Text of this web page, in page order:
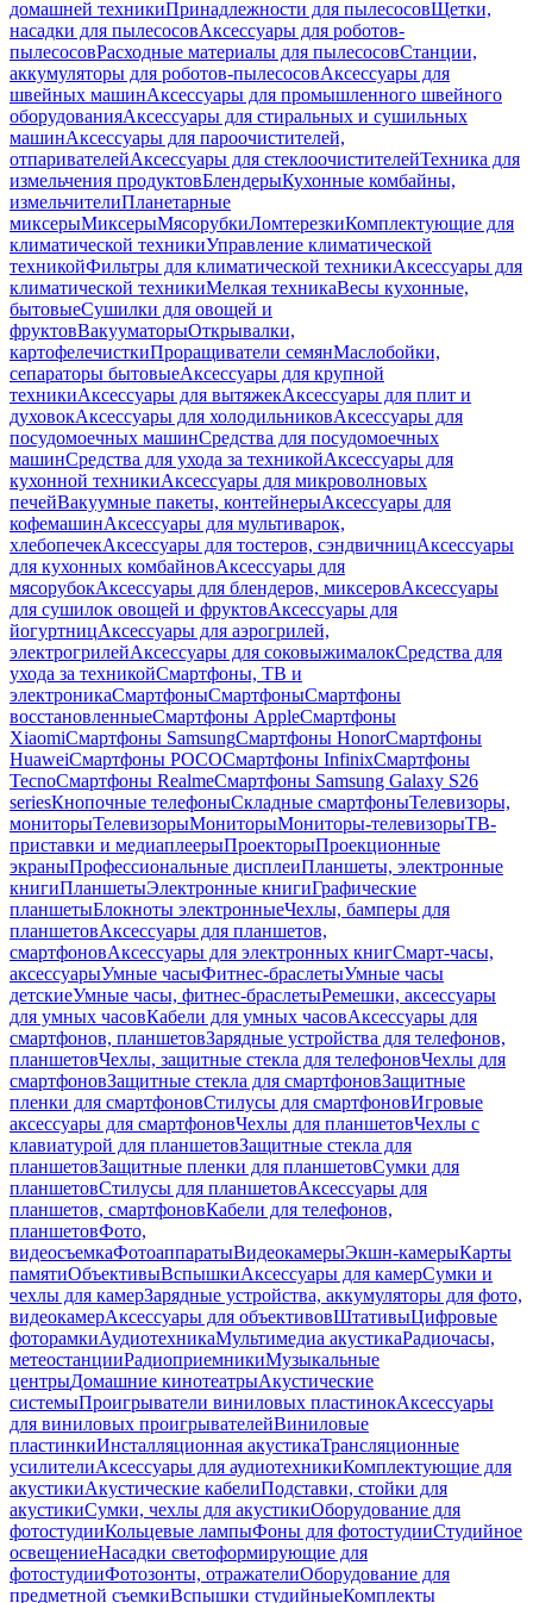
домашней техникиПринадлежности для пылесосовЩетки,
насадки для пылесосовАксессуары для роботов-
пылесосовРасходные материалы для пылесосовСтанции,
аккумуляторы для роботов-пылесосовАксессуары для
швейных машинАксессуары для промышленного швейного
оборудованияАксессуары для стиральных и сушильных
машинАксессуары для пароочистителей,
отпаривателейАксессуары для стеклоочистителейТехника для
измельчения продуктовБлендерыКухонные комбайны,
измельчителиПланетарные
миксерыМиксерыМясорубкиЛомтерезкиКомплектующие для
климатической техникиУправление климатической
техникойФильтры для климатической техникиАксессуары для
климатической техникиМелкая техникаВесы кухонные,
бытовыеСушилки для овощей и
фруктовВакууматорыОткрывалки,
картофелечисткиПроращиватели семянМаслобойки,
сепараторы бытовыеАксессуары для крупной
техникиАксессуары для вытяжекАксессуары для плит и
духовокАксессуары для холодильниковАксессуары для
посудомоечных машинСредства для посудомоечных
машинСредства для ухода за техникойАксессуары для
кухонной техникиАксессуары для микроволновых
печейВакуумные пакеты, контейнерыАксессуары для
кофемашинАксессуары для мультиварок,
хлебопечекАксессуары для тостеров, сэндвичницАксессуары
для кухонных комбайновАксессуары для
мясорубокАксессуары для блендеров, миксеровАксессуары
для сушилок овощей и фруктовАксессуары для
йогуртницАксессуары для аэрогрилей,
электрогрилейАксессуары для соковыжималокСредства для
ухода за техникойСмартфоны, ТВ и
электроникаСмартфоныСмартфоныСмартфоны
восстановленныеСмартфоны AppleСмартфоны
XiaomiСмартфоны SamsungСмартфоны HonorСмартфоны
HuaweiСмартфоны POCOСмартфоны InfinixСмартфоны
TecnoСмартфоны RealmeСмартфоны Samsung Galaxy S26
seriesКнопочные телефоныСкладные смартфоныТелевизоры,
мониторыТелевизорыМониторыМониторы-телевизорыТВ-
приставки и медиаплеерыПроекторыПроекционные
экраныПрофессиональные дисплеиПланшеты, электронные
книгиПланшетыЭлектронные книгиГрафические
планшетыБлокноты электронныеЧехлы, бамперы для
планшетовАксессуары для планшетов,
смартфоновАксессуары для электронных книгСмарт-часы,
аксессуарыУмные часыФитнес-браслетыУмные часы
детскиеУмные часы, фитнес-браслетыРемешки, аксессуары
для умных часовКабели для умных часовАксессуары для
смартфонов, планшетовЗарядные устройства для телефонов,
планшетовЧехлы, защитные стекла для телефоновЧехлы для
смартфоновЗащитные стекла для смартфоновЗащитные
пленки для смартфоновСтилусы для смартфоновИгровые
аксессуары для смартфоновЧехлы для планшетовЧехлы с
клавиатурой для планшетовЗащитные стекла для
планшетовЗащитные пленки для планшетовСумки для
планшетовСтилусы для планшетовАксессуары для
планшетов, смартфоновКабели для телефонов,
планшетовФото,
видеосъемкаФотоаппаратыВидеокамерыЭкшн-камерыКарты
памятиОбъективыВспышкиАксессуары для камерСумки и
чехлы для камерЗарядные устройства, аккумуляторы для фото,
видеокамерАксессуары для объективовШтативыЦифровые
фоторамкиАудиотехникаМультимедиа акустикаРадиочасы,
метеостанцииРадиоприемникиМузыкальные
центрыДомашние кинотеатрыАкустические
системыПроигрыватели виниловых пластинокАксессуары
для виниловых проигрывателейВиниловые
пластинкиИнсталляционная акустикаТрансляционные
усилителиАксессуары для аудиотехникиКомплектующие для
акустикиАкустические кабелиПодставки, стойки для
акустикиСумки, чехлы для акустикиОборудование для
фотостудииКольцевые лампыФоны для фотостудииСтудийное
освещениеНасадки светоформирующие для
фотостудииФотозонты, отражателиОборудование для
предметной съемкиВспышки студийныеКомплекты